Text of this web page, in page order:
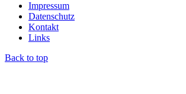
Impressum
Datenschutz
Kontakt
Links
Back to top